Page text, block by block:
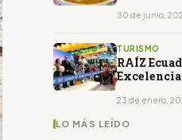
30 de junio,
TURISMO
RAÍZ
23 de enero,
LO MÁS LEÍDO